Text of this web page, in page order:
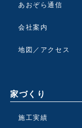
あおぞら通信
会社案内
地図／アクセス
家づくり
施工実績